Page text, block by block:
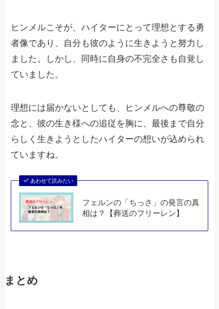
ヒンメルこそが、ハイターにとって理想とする勇
者像であり、自分も彼のように生きようと努力し
ました。しかし、同時に自身の不完全さも自覚し
ていました。
理想には届かないとしても、ヒンメルへの尊敬の
念と、彼の生き様への追従を胸に、最後まで自分
らしく生きようとしたハイターの想いが込められ
ていますね。
あわせて読みたい
フェルンの「ちっさ」の発言の真
相は？【葬送のフリーレン】
まとめ